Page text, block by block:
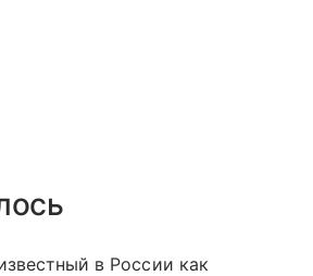
в России как